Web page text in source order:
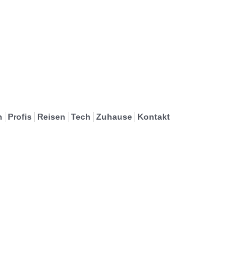
Profis Reisen Tech Zuhause Kontakt